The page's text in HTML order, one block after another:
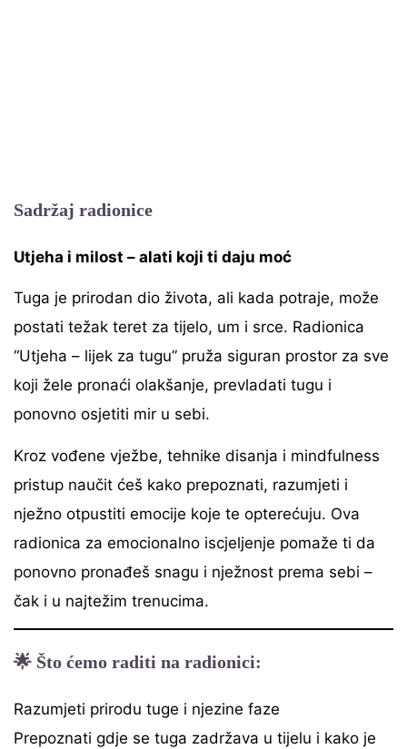
Sadržaj radionice
Utjeha i milost – alati koji ti daju moć
Tuga je prirodan dio života, ali kada potraje, može
postati težak teret za tijelo, um i srce. Radionica
“Utjeha – lijek za tugu” pruža siguran prostor za sve
koji žele pronaći olakšanje, prevladati tugu i
ponovno osjetiti mir u sebi.
Kroz vođene vježbe, tehnike disanja i mindfulness
pristup naučit ćeš kako prepoznati, razumjeti i
nježno otpustiti emocije koje te opterećuju. Ova
radionica za emocionalno iscjeljenje pomaže ti da
ponovno pronađeš snagu i nježnost prema sebi –
čak i u najtežim trenucima.
🌟 Što ćemo raditi na radionici:
Razumjeti prirodu tuge i njezine faze
Prepoznati gdje se tuga zadržava u tijelu i kako je